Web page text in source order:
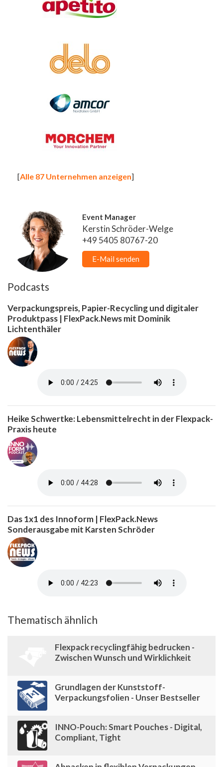
[Alle 87 Unternehmen anzeigen]
Event Manager
Kerstin Schröder-Welge
+49 5405 80767-20
E-Mail senden
Podcasts
Verpackungspreis, Papier-Recycling und digitaler
Produktpass | FlexPack.News mit Dominik
Lichtenthäler
Heike Schwertke: Lebensmittelrecht in der Flexpack-
Praxis heute
Das 1x1 des Innoform | FlexPack.News
Sonderausgabe mit Karsten Schröder
Thematisch ähnlich
Flexpack recyclingfähig bedrucken -
Zwischen Wunsch und Wirklichkeit
Grundlagen der Kunststoff-
Verpackungsfolien - Unser Bestseller
INNO-Pouch: Smart Pouches - Digital,
Compliant, Tight